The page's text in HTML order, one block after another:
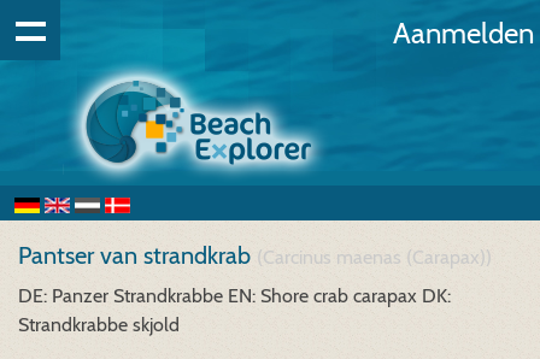
Aanmelden
Pantser van strandkrab (Carcinus maenas (Carapax))
DE: Panzer Strandkrabbe EN: Shore crab carapax DK:
Strandkrabbe skjold